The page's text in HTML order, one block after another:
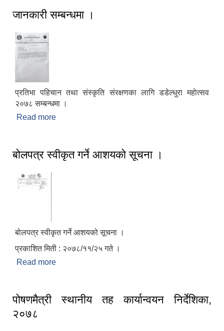
जानकारी सम्बन्धमा ।
प्रतिभा पहिचान तथा संस्कृति संरक्षणका लागि डडेल्धुरा महाेत्सव
२०७८ सम्बन्धमा ।
Read more
बोलपत्र स्वीकृत गर्ने आशयको सूचना ।
बोलपत्र स्वीकृत गर्ने आशयको सूचना ।
प्रकाशित मिती : २०७८/११/२५ गते ।
Read more
पोषणमैत्री स्थानीय तह कार्यान्वयन निर्देशिका,
२०७८